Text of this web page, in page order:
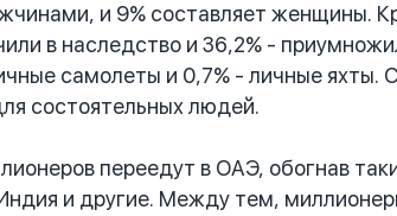
и 9% составляет женщины.
в наследство и 36,2% -
самолеты и 0,7% - личные яхты.
состоятельных людей.
переедут в ОАЭ, обогнав
и другие. Между тем,